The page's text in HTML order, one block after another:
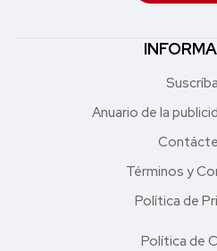
Anuario de la
Términos y
Política de
Política de